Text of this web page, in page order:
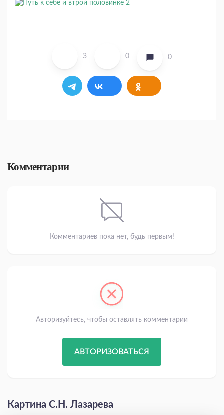
3 0 0
Комментарии
Комментариев пока нет, будь первым!
Авторизуйтесь, чтобы оставлять комментарии
АВТОРИЗОВАТЬСЯ
Картина С.Н. Лазарева